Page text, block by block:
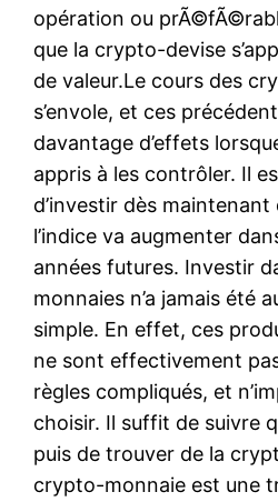
opération ou
que la crypto-devise
de valeur.Le cours des
s’envole, et ces
davantage d’effets
appris à les contrôler. Il
d’investir dès maintenant
l’indice va augmenter
années futures. Investir
monnaies n’a jamais été
simple. En effet, ces
ne sont effectivement
règles compliqués, et
choisir. Il suffit de suivre
puis de trouver de la
crypto-monnaie est une